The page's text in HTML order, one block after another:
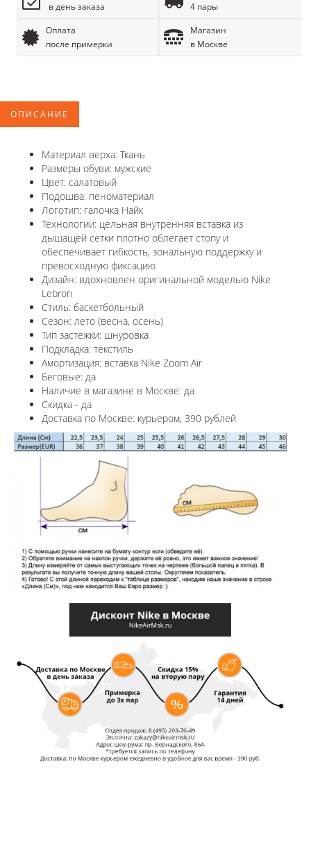
в день заказа
4 пары
Оплата
после примерки
Магазин
в Москве
ОПИСАНИЕ
Материал верха: Ткань
Размеры обуви: мужские
Цвет: салатовый
Подошва: пеноматериал
Логотип: галочка Найк
Технологии: цельная внутренняя вставка из
дышащей сетки плотно облегает стопу и
обеспечивает гибкость, зональную поддержку и
превосходную фиксацию
Дизайн: вдохновлен оригинальной моделью Nike
Lebron
Стиль: баскетбольный
Сезон: лето (весна, осень)
Тип застежки: шнуровка
Подкладка: текстиль
Амортизация: вставка Nike Zoom Air
Беговые: да
Наличие в магазине в Москве: да
Скидка - да
Доставка по Москве: курьером, 390 рублей